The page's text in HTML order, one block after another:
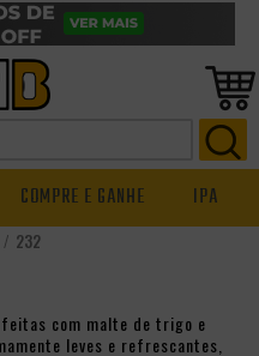
COMPRE E GANHE IPA
232
com malte de trigo e
leves e refrescantes,